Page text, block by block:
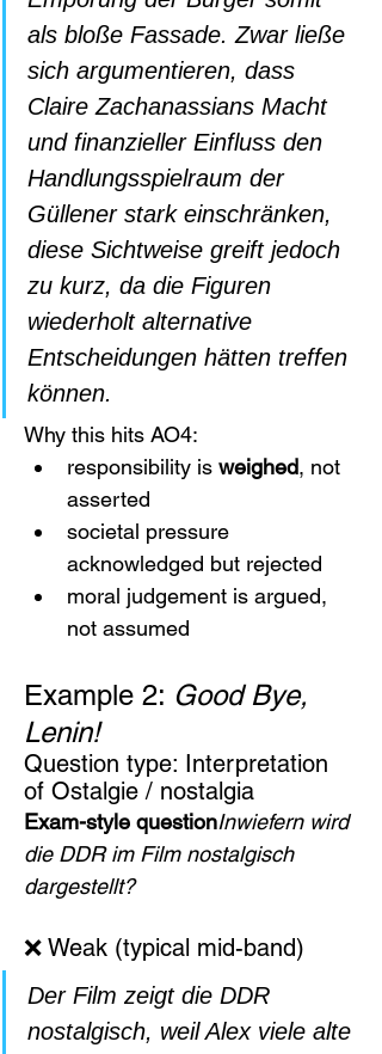
als bloße Fassade. Zwar ließe
sich argumentieren, dass
Claire Zachanassians Macht
und finanzieller Einfluss den
Handlungsspielraum der
Güllener stark einschränken,
diese Sichtweise greift jedoch
zu kurz, da die Figuren
wiederholt alternative
Entscheidungen hätten treffen
können.
Why this hits AO4:
responsibility is weighed, not
asserted
societal pressure
acknowledged but rejected
moral judgement is argued,
not assumed
Example 2: Good Bye,
Lenin!
Question type: Interpretation
of Ostalgie / nostalgia
Exam-style questionInwiefern wird
die DDR im Film nostalgisch
dargestellt?
❌ Weak (typical mid-band)
Der Film zeigt die DDR
nostalgisch, weil Alex viele alte